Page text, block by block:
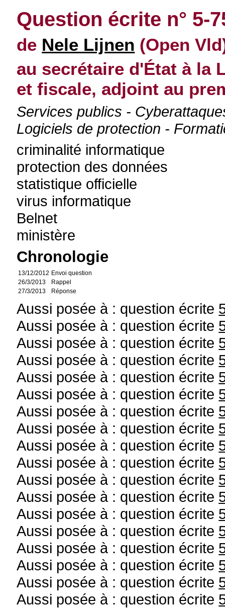
Question écrite n° 5-
de Nele Lijnen (Open
au secrétaire d'État à la
et fiscale, adjoint au
Services publics -
Logiciels de protection -
criminalité informatique
protection des données
statistique officielle
virus informatique
Belnet
ministère
Chronologie
13/12/2012 Envoi question
26/3/2013
Rappel
27/3/2013
Réponse
Aussi posée à : question écrite
Aussi posée à : question écrite
Aussi posée à : question écrite
Aussi posée à : question écrite
Aussi posée à : question écrite
Aussi posée à : question écrite
Aussi posée à : question écrite
Aussi posée à : question écrite
Aussi posée à : question écrite
Aussi posée à : question écrite
Aussi posée à : question écrite
Aussi posée à : question écrite
Aussi posée à : question écrite
Aussi posée à : question écrite
Aussi posée à : question écrite
Aussi posée à : question écrite
Aussi posée à : question écrite
Aussi posée à : question écrite